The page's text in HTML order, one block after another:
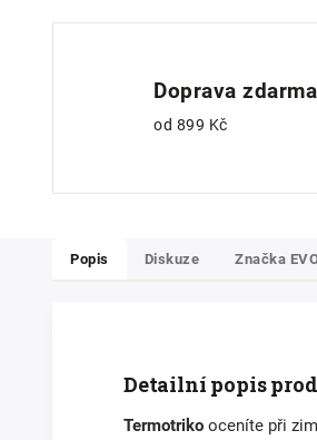
Doprava zdarma
od 899 Kč
Popis Diskuze Značka
Detailní popis
Termotriko oceníte při